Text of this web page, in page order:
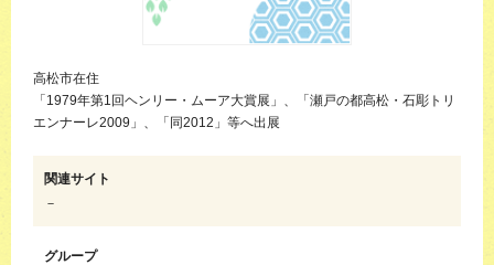
高松市在住
「1979年第1回ヘンリー・ムーア大賞展」、「瀬戸の都高松・石彫トリ
エンナーレ2009」、「同2012」等へ出展
関連サイト
－
グループ